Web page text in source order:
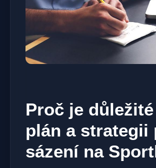
Proč je
plán a strategii
sázení na